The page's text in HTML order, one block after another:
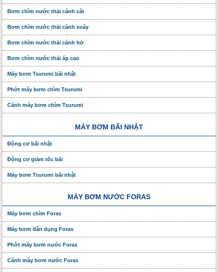
Bơm chìm nước thải cánh cắt
Bơm chìm nước thải cánh xoáy
Bơm chìm nước thải cánh hở
Bơm chìm nước thải áp cao
Máy bơm Tsurumi bãi nhật
Phớt máy bơm chìm Tsurumi
Cánh máy bơm chìm Tsurumi
MÁY BƠM BÃI NHẬT
Động cơ bãi nhật
Động cơ giảm tốc bãi
Máy bơm Tsurumi bãi nhật
MÁY BƠM NƯỚC FORAS
Máy bơm chìm Foras
Máy bơm dân dụng Foras
Phớt máy bơm nước Foras
Cánh máy bơm nước Foras